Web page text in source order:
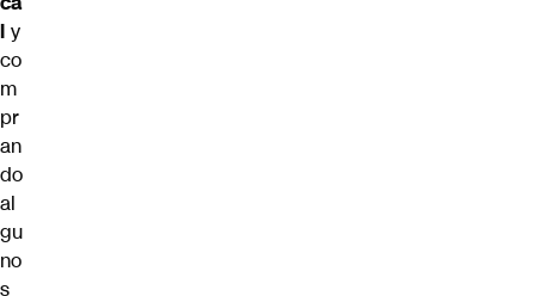
l y
co
m
pr
an
do
al
gu
no
s